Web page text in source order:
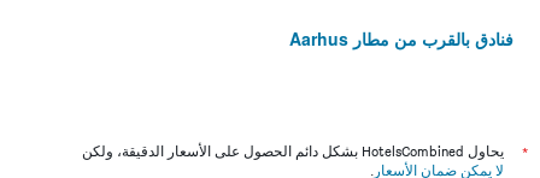
فنادق بالقرب من مطار Aarhus
*
يحاول HotelsCombined بشكل دائم الحصول على الأسعار الدقيقة، ولكن
لا يمكن ضمان الأسعار .